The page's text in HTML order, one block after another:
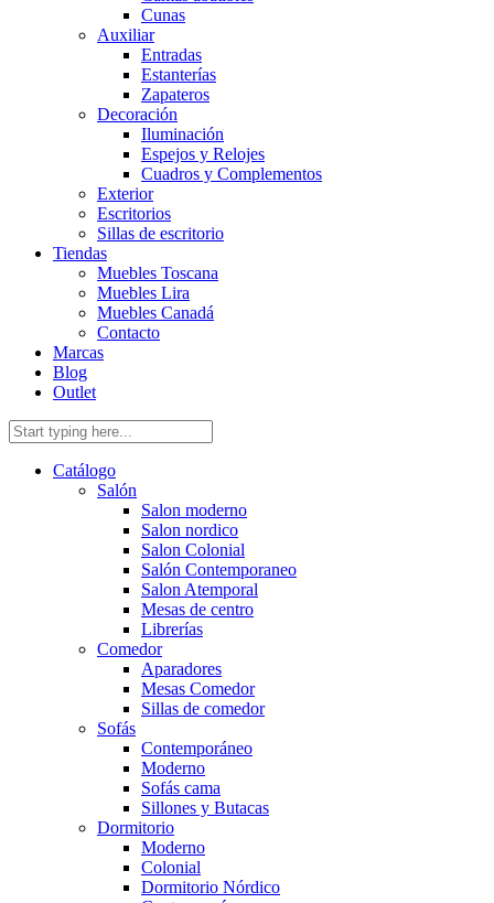
Cunas
Auxiliar
Entradas
Estanterías
Zapateros
Decoración
Iluminación
Espejos y Relojes
Cuadros y Complementos
Exterior
Escritorios
Sillas de escritorio
Tiendas
Muebles Toscana
Muebles Lira
Muebles Canadá
Contacto
Marcas
Blog
Outlet
Catálogo
Salón
Salon moderno
Salon nordico
Salon Colonial
Salón Contemporaneo
Salon Atemporal
Mesas de centro
Librerías
Comedor
Aparadores
Mesas Comedor
Sillas de comedor
Sofás
Contemporáneo
Moderno
Sofás cama
Sillones y Butacas
Dormitorio
Moderno
Colonial
Dormitorio Nórdico